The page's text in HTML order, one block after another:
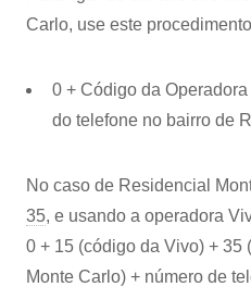
Carlo, use este
0 + Código da
do telefone no bairro de
No caso de Residencial
35, e usando a operadora
0 + 15 (código da Vivo) + 35
Monte Carlo) + número de